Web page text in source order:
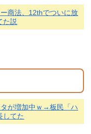
商法、12thでついに放
た説
タが増加中ｗ→板民「ハ
してた